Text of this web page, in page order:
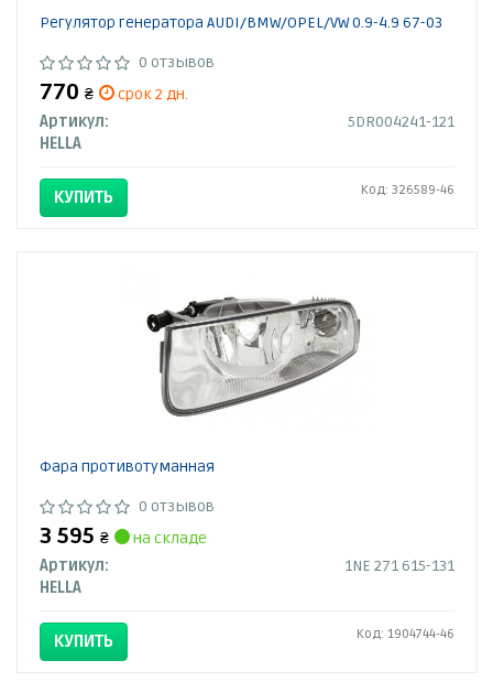
Регулятор генератора AUDI/BMW/OPEL/VW 0.9-4.9 67-03
0 отзывов
770 ₴
срок 2 дн.
Артикул:
5DR004241-121
HELLA
КУПИТЬ Код: 326589-46
Фара противотуманная
0 отзывов
3 595 ₴
на складе
Артикул:
1NE 271 615-131
HELLA
КУПИТЬ Код: 1904744-46